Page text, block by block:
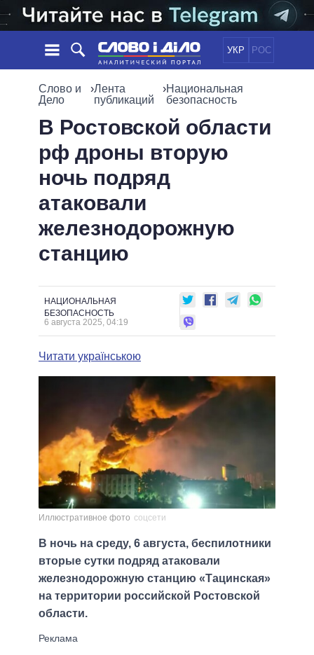
УКР РОС
НОВОСТИ
ЛЕНТА
СТАТЬИ
МНЕНИЯ
ОБЗОРЫ
ДАЙДЖЕСТЫ
ПОЛИТИКА
ОБЩЕСТВО
МИР
ОБЕЩАНИЯ
ПОЛИТИКИ
ВСЕ ПОЛИТИКИ
ПРЕЗИДЕНТ И ОФИС
ВЕРХОВНАЯ РАДА
КАБИНЕТ МИНИСТРОВ
ГЛАВЫ ОБЛАДМИНИСТРАЦИЙ
МЭРЫ
ВСЕ ПЕРСОНЫ
ИНФОГРАФИКА
ВИДЕО
ПОДДЕРЖАТЬ
Слово и
Дело
›Лента
публикаций
›Национальная
безопасность
В Ростовской области
рф дроны вторую
ночь подряд
атаковали
железнодорожную
станцию
НАЦИОНАЛЬНАЯ
БЕЗОПАСНОСТЬ
6 августа 2025, 04:19
Читати українською
Иллюстративное фото соцсети
В ночь на среду, 6 августа, беспилотники
вторые сутки подряд атаковали
железнодорожную станцию «Тацинская»
на территории российской Ростовской
области.